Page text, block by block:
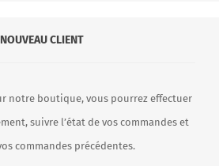
NOUVEAU CLIENT
notre boutique, vous pourrez effectuer
suivre l’état de vos commandes et
commandes précédentes.